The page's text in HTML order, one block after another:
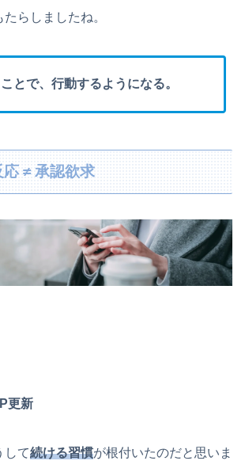
らしましたね。
とで、行動するようになる。
≠ 承認欲求
更新
して続ける習慣が根付いたのだと思いま